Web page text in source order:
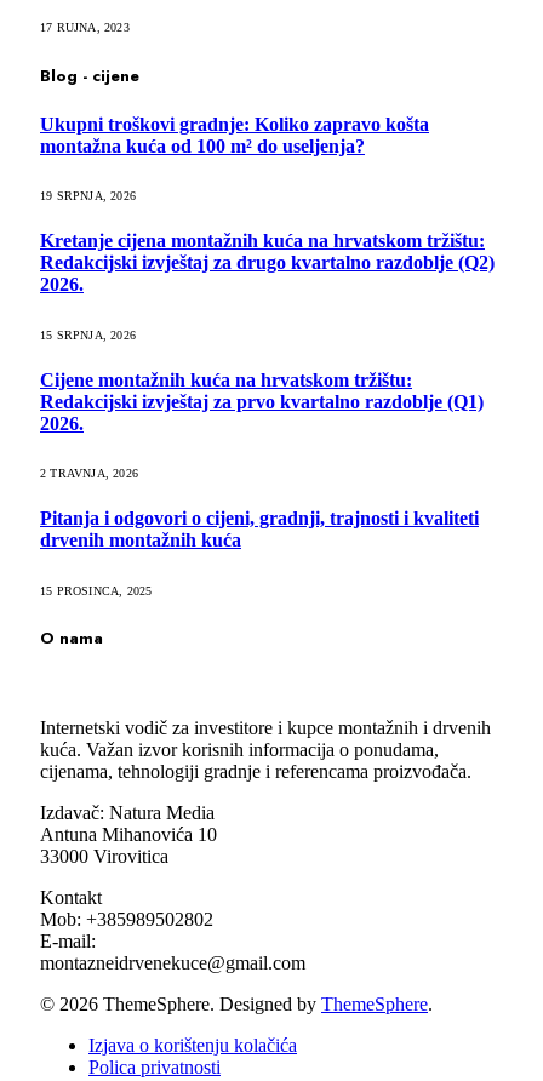
17 RUJNA, 2023
Blog - cijene
Ukupni troškovi gradnje: Koliko zapravo košta
montažna kuća od 100 m² do useljenja?
19 SRPNJA, 2026
Kretanje cijena montažnih kuća na hrvatskom tržištu:
Redakcijski izvještaj za drugo kvartalno razdoblje (Q2)
2026.
15 SRPNJA, 2026
Cijene montažnih kuća na hrvatskom tržištu:
Redakcijski izvještaj za prvo kvartalno razdoblje (Q1)
2026.
2 TRAVNJA, 2026
Pitanja i odgovori o cijeni, gradnji, trajnosti i kvaliteti
drvenih montažnih kuća
15 PROSINCA, 2025
O nama
Internetski vodič za investitore i kupce montažnih i drvenih
kuća. Važan izvor korisnih informacija o ponudama,
cijenama, tehnologiji gradnje i referencama proizvođača.
Izdavač: Natura Media
Antuna Mihanovića 10
33000 Virovitica
Kontakt
Mob: +385989502802
E-mail:
montazneidrvenekuce@gmail.com
© 2026 ThemeSphere. Designed by ThemeSphere.
Izjava o korištenju kolačića
Polica privatnosti